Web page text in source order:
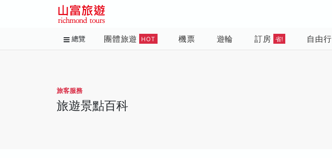
總覽 團體旅遊 HOT 機票 遊輪 訂房 省! 自由行
旅客服務
旅遊景點百科